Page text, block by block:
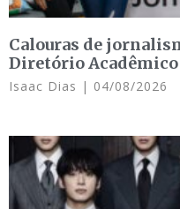
Calouras de
Diretório Acadêmico
Isaac Dias 04/08/2026